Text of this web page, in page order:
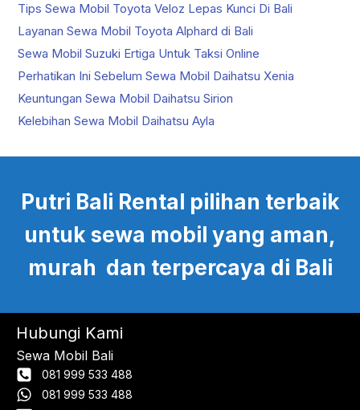
Tips Sewa Mobil Toyota Veloz Lepas Kunci Di Bali
Layanan Sewa Mobil Toyota Alphard di Bali
Sewa Mobil Suzuki Ertiga Untuk Taksi Online
Perhatikan Ini Sebelum Sewa Mobil Daihatsu Xenia
Keuntungan Sewa Mobil Daihatsu Sirion
Kelebihan Sewa Mobil Daihatsu Ayla
Putri Bali Rental pilihan terbaik
untuk sewa mobil yang aman,
murah dan terpercaya di Bali
Hubungi Kami
Sewa Mobil Bali
081 999 533 488
081 999 533 488